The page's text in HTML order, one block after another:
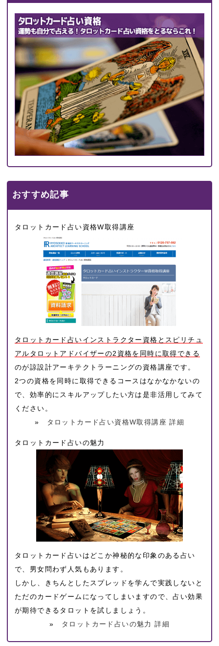
おすすめ記事
タロットカード占い資格W取得講座
タロットカード占いインストラクター資格とスピリチュ
アルタロットアドバイザーの2資格を同時に取得できる
のが諒設計アーキテクトラーニングの資格講座です。
2つの資格を同時に取得できるコースはなかなかないの
で、効率的にスキルアップしたい方は是非活用してみて
ください。
»
タロットカード占い資格W取得講座 詳細
タロットカード占いの魅力
タロットカード占いはどこか神秘的な印象のある占い
で、男女問わず人気もあります。
しかし、きちんとしたスプレッドを学んで実践しないと
ただのカードゲームになってしまいますので、占い効果
が期待できるタロットを試しましょう。
»
タロットカード占いの魅力 詳細